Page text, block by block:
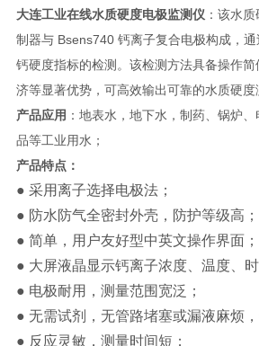
大连工业在线水质硬度电极监测仪：该水质
制器与 Bsens740 钙离子复合电极构成，
钙硬度指标的检测。该检测方法具备操作
济等显著优势，可高效输出可靠的水质硬度
产品应用 ： 地表水，地下水，制药、锅炉
品等工业用水；
产品特点：
● 采用离子选择电极法；
● 防水防气全密封外壳，防护等级高；
● 简单，用户友好型中英文操作界面；
● 大屏液晶显示钙离子浓度、温度、
● 电极耐用，测量范围宽泛；
● 无需试剂，无管路堵塞或漏液麻烦，
● 反应灵敏，测量时间短；